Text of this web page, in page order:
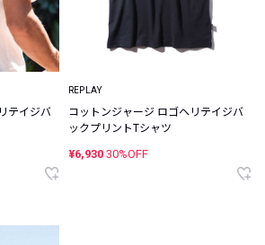
テイジバ
REPLAY
コットンジャージ ロゴヘリテイジバ
ックプリントTシャツ
¥6,930 30%OFF